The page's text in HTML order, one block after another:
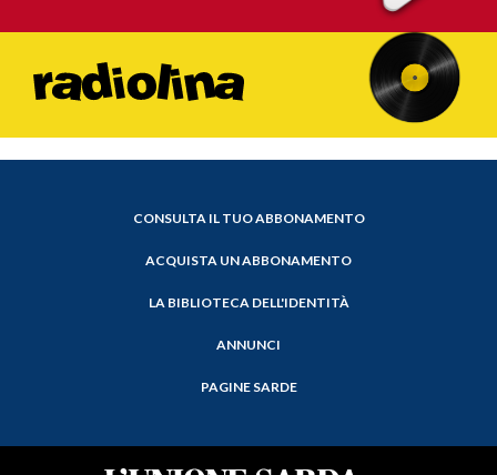
CONSULTA IL TUO ABBONAMENTO
ACQUISTA UN ABBONAMENTO
LA BIBLIOTECA DELL'IDENTITÀ
ANNUNCI
PAGINE SARDE